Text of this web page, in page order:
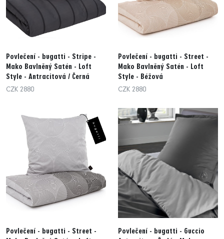
Povlečení - bugatti - Stripe -
Mako Bavlněný Satén - Loft
Style - Antracitová / Černá
CZK 2880
Povlečení - bugatti - Street -
Mako Bavlněný Satén - Loft
Style - Béžová
CZK 2880
Povlečení - bugatti - Street -
Povlečení - bugatti - Guccio